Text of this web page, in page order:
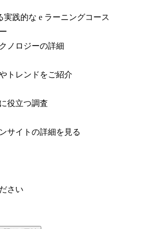
実践的な e ラーニングコース
ノロジーの詳細
トレンドをご紹介
役立つ調査
サイトの詳細を見る
さい